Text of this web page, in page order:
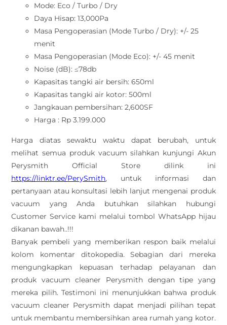
Mode: Eco / Turbo / Dry
Daya Hisap: 13,000Pa
Masa Pengoperasian (Mode Turbo / Dry): +/- 25
menit
Masa Pengoperasian (Mode Eco): +/- 45 menit
Noise (dB): ≤78db
Kapasitas tangki air bersih: 650ml
Kapasitas tangki air kotor: 500ml
Jangkauan pembersihan: 2,600SF
Harga : Rp 3.199.000
Harga diatas sewaktu waktu dapat berubah, untuk
melihat semua produk vacuum silahkan kunjungi Akun
Perysmith Official Store dilink ini
https://linktr.ee/PerySmith, untuk informasi dan
pertanyaan atau konsultasi lebih lanjut mengenai produk
vacuum yang Anda butuhkan silahkan hubungi
Customer Service kami melalui tombol WhatsApp hijau
dikanan bawah..!!!
Banyak pembeli yang memberikan respon baik melalui
kolom komentar ditokopedia. Sebagian dari mereka
mengungkapkan kepuasan terhadap pelayanan dan
produk vacuum cleaner Perysmith dengan tipe yang
mereka pilih. Testimoni ini menunjukkan bahwa produk
vacuum cleaner Perysmith dapat menjadi pilihan tepat
untuk membantu membersihkan area rumah yang kotor.